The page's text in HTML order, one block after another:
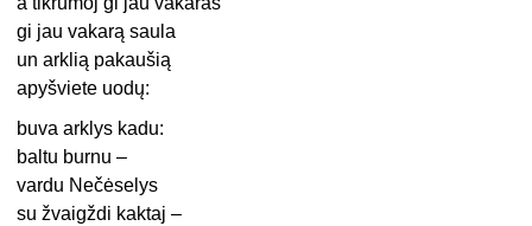
gi jau vakarą saula
un arklią pakaušią
apyšviete uodų:
buva arklys kadu:
baltu burnu –
vardu Nečėselys
su žvaigždi kaktaj –